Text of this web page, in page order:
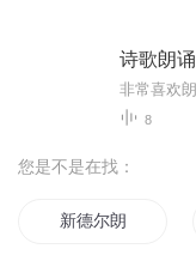
诗歌朗诵
8
您是不是在找：
新德尔朗